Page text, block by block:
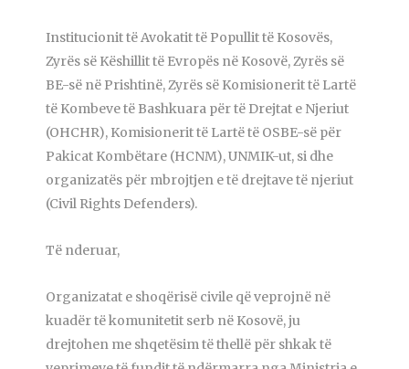
Institucionit të Avokatit të Popullit të Kosovës,
Zyrës së Këshillit të Evropës në Kosovë, Zyrës së
BE-së në Prishtinë, Zyrës së Komisionerit të Lartë
të Kombeve të Bashkuara për të Drejtat e Njeriut
(OHCHR), Komisionerit të Lartë të OSBE-së për
Pakicat Kombëtare (HCNM), UNMIK-ut, si dhe
organizatës për mbrojtjen e të drejtave të njeriut
(Civil Rights Defenders).
Të nderuar,
Organizatat e shoqërisë civile që veprojnë në
kuadër të komunitetit serb në Kosovë, ju
drejtohen me shqetësim të thellë për shkak të